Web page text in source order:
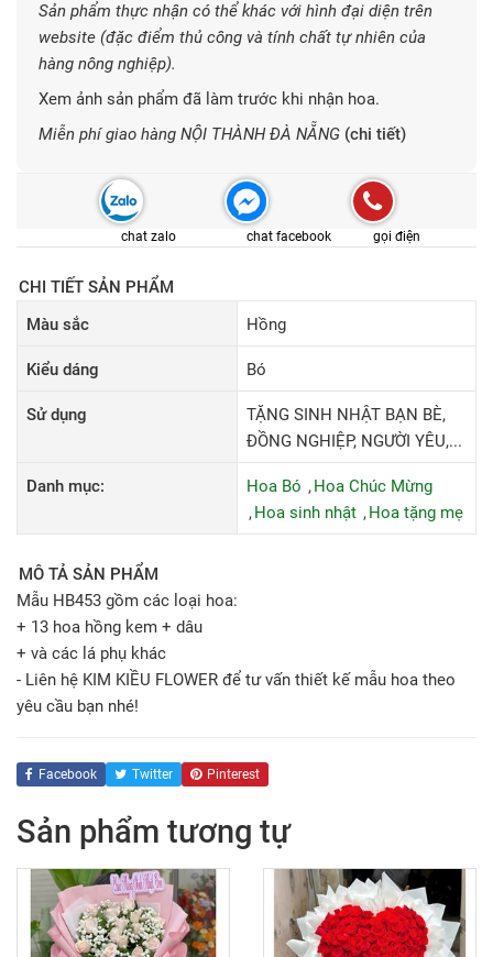
Sản phẩm thực nhận có thể khác với hình đại diện trên
website (đặc điểm thủ công và tính chất tự nhiên của
hàng nông nghiệp).
Xem ảnh sản phẩm đã làm trước khi nhận hoa.
Miễn phí giao hàng NỘI THÀNH ĐÀ NẴNG (chi tiết)
chat zalo chat facebook gọi điện
CHI TIẾT SẢN PHẨM
Màu sắc
Hồng
Kiểu dáng Bó
Sử dụng
TẶNG SINH NHẬT BẠN BÈ,
ĐỒNG NGHIỆP, NGƯỜI YÊU,...
Danh mục: Hoa Bó
Hoa Chúc Mừng
Hoa sinh nhật
Hoa tặng mẹ
MÔ TẢ SẢN PHẨM
Mẫu HB453 gồm các loại hoa:
+ 13 hoa hồng kem + dâu
+ và các lá phụ khác
- Liên hệ KIM KIỀU FLOWER để tư vấn thiết kế mẫu hoa theo
yêu cầu bạn nhé!
Facebook Twitter Pinterest
Sản phẩm tương tự